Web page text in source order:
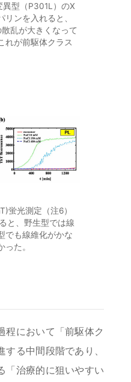
型（P301L）のX
ンを入れると、
乱が大きくなって
れが前駆体クラス
蛍光測定（注6）
と、野生型では線
でも線維化がかな
った。
程において「前駆体ク
る中間段階であり、
「治療的に狙いやすい